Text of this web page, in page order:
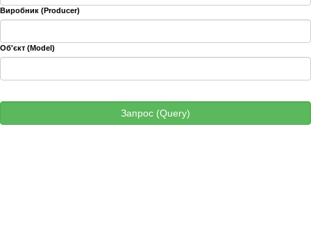
Виробник (Producer)
Об'єкт (Model)